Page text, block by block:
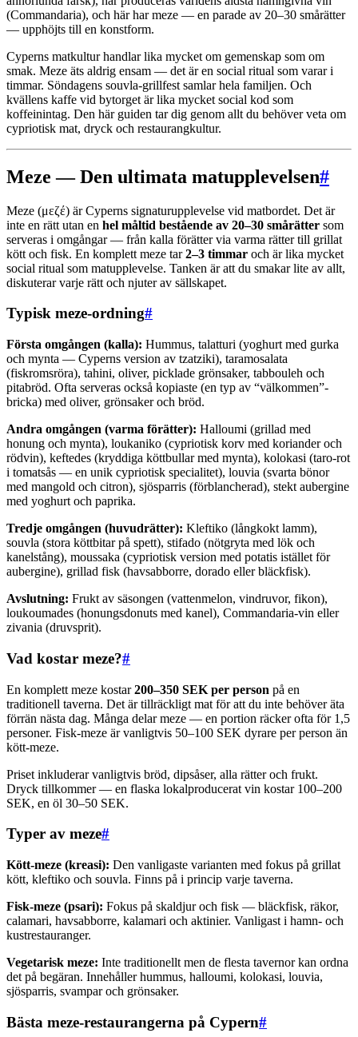
(Commandaria), och här har meze — en parade av 20–30 smårätter
— upphöjts till en konstform.
Cyperns matkultur handlar lika mycket om gemenskap som om
smak. Meze äts aldrig ensam — det är en social ritual som varar i
timmar. Söndagens souvla-grillfest samlar hela familjen. Och
kvällens kaffe vid bytorget är lika mycket social kod som
koffeinintag. Den här guiden tar dig genom allt du behöver veta om
cypriotisk mat, dryck och restaurangkultur.
Meze — Den ultimata matupplevelsen#
Meze (μεζέ) är Cyperns signaturupplevelse vid matbordet. Det är
inte en rätt utan en hel måltid bestående av 20–30 smårätter som
serveras i omgångar — från kalla förätter via varma rätter till grillat
kött och fisk. En komplett meze tar2–3 timmar och är lika mycket
social ritual som matupplevelse. Tanken är att du smakar lite av allt,
diskuterar varje rätt och njuter av sällskapet.
Typisk meze-ordning#
Första omgången (kalla): Hummus, talatturi (yoghurt med gurka
och mynta — Cyperns version av tzatziki), taramosalata
(fiskromsröra), tahini, oliver, picklade grönsaker, tabbouleh och
pitabröd. Ofta serveras också kopiaste (en typ av “välkommen”-
bricka) med oliver, grönsaker och bröd.
Andra omgången (varma förätter): Halloumi (grillad med
honung och mynta), loukaniko (cypriotisk korv med koriander och
rödvin), keftedes (kryddiga köttbullar med mynta), kolokasi (taro-rot
i tomatsås — en unik cypriotisk specialitet), louvia (svarta bönor
med mangold och citron), sjösparris (förblancherad), stekt aubergine
med yoghurt och paprika.
Tredje omgången (huvudrätter): Kleftiko (långkokt lamm),
souvla (stora köttbitar på spett), stifado (nötgryta med lök och
kanelstång), moussaka (cypriotisk version med potatis istället för
aubergine), grillad fisk (havsabborre, dorado eller bläckfisk).
Avslutning: Frukt av säsongen (vattenmelon, vindruvor, fikon),
loukoumades (honungsdonuts med kanel), Commandaria-vin eller
zivania (druvsprit).
Vad kostar meze?#
En komplett meze kostar200–350 SEK per person på en
traditionell taverna. Det är tillräckligt mat för att du inte behöver äta
förrän nästa dag. Många delar meze — en portion räcker ofta för 1,5
personer. Fisk-meze är vanligtvis 50–100 SEK dyrare per person än
kött-meze.
Priset inkluderar vanligtvis bröd, dipsåser, alla rätter och frukt.
Dryck tillkommer — en flaska lokalproducerat vin kostar 100–200
SEK, en öl 30–50 SEK.
Typer av meze#
Kött-meze (kreasi): Den vanligaste varianten med fokus på grillat
kött, kleftiko och souvla. Finns på i princip varje taverna.
Fisk-meze (psari): Fokus på skaldjur och fisk — bläckfisk, räkor,
calamari, havsabborre, kalamari och aktinier. Vanligast i hamn- och
kustrestauranger.
Vegetarisk meze: Inte traditionellt men de flesta tavernor kan ordna
det på begäran. Innehåller hummus, halloumi, kolokasi, louvia,
sjösparris, svampar och grönsaker.
Bästa meze-restaurangerna på Cypern#